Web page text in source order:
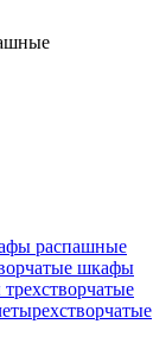
распашные
шкафы